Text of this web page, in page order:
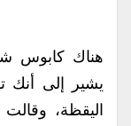
هناك كابوس
يشير إلى
اليقظة،